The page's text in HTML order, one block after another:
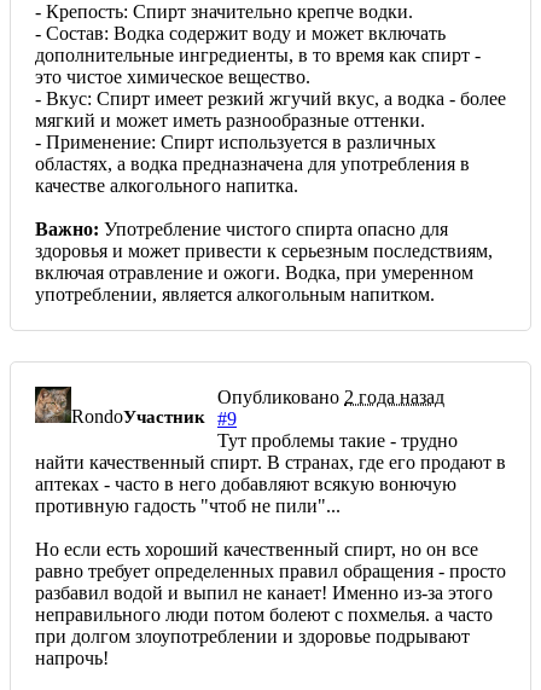
- Крепость: Спирт значительно крепче водки.
- Состав: Водка содержит воду и может включать
дополнительные ингредиенты, в то время как спирт -
это чистое химическое вещество.
- Вкус: Спирт имеет резкий жгучий вкус, а водка - более
мягкий и может иметь разнообразные оттенки.
- Применение: Спирт используется в различных
областях, а водка предназначена для употребления в
качестве алкогольного напитка.
Важно: Употребление чистого спирта опасно для
здоровья и может привести к серьезным последствиям,
включая отравление и ожоги. Водка, при умеренном
употреблении, является алкогольным напитком.
RondoУчастник
Опубликовано 2 года назад
#9
Тут проблемы такие - трудно
найти качественный спирт. В странах, где его продают в
аптеках - часто в него добавляют всякую вонючую
противную гадость "чтоб не пили"...
Но если есть хороший качественный спирт, но он все
равно требует определенных правил обращения - просто
разбавил водой и выпил не канает! Именно из-за этого
неправильного люди потом болеют с похмелья. а часто
при долгом злоупотреблении и здоровье подрывают
напрочь!